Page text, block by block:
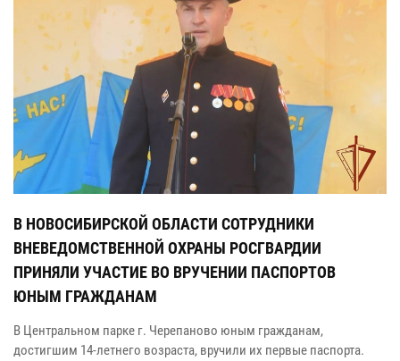
В НОВОСИБИРСКОЙ ОБЛАСТИ СОТРУДНИКИ
ВНЕВЕДОМСТВЕННОЙ ОХРАНЫ РОСГВАРДИИ
ПРИНЯЛИ УЧАСТИЕ ВО ВРУЧЕНИИ ПАСПОРТОВ
ЮНЫМ ГРАЖДАНАМ
В Центральном парке г. Черепаново юным гражданам,
достигшим 14-летнего возраста, вручили их первые паспорта.